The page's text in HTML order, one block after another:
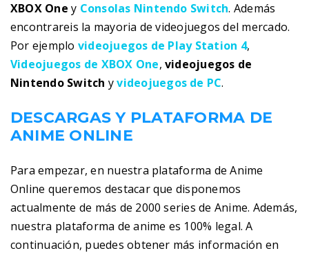
XBOX One y Consolas Nintendo Switch. Además
encontrareis la mayoria de videojuegos del mercado.
Por ejemplo videojuegos de Play Station 4,
Videojuegos de XBOX One,videojuegos de
Nintendo Switch yvideojuegos de PC.
DESCARGAS Y PLATAFORMA DE
ANIME ONLINE
Para empezar, en nuestra plataforma de Anime
Online queremos destacar que disponemos
actualmente de más de 2000 series de Anime. Además,
nuestra plataforma de anime es 100% legal. A
continuación, puedes obtener más información en